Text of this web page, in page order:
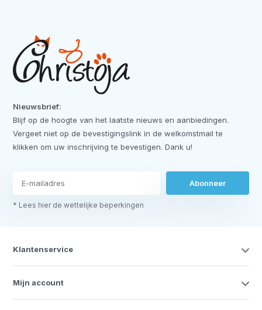
Nieuwsbrief:
Blijf op de hoogte van het laatste nieuws en aanbiedingen.
Vergeet niet op de bevestigingslink in de welkomstmail te
klikken om uw inschrijving te bevestigen. Dank u!
Abonneer
* Lees hier de wettelijke beperkingen
Klantenservice
Mijn account